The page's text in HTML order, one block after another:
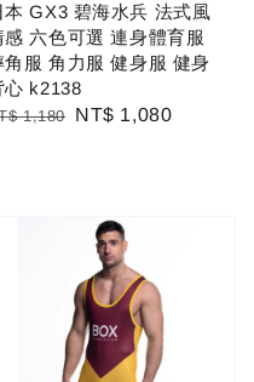
本 GX3 碧海水兵 法式風
感 六色可選 連身體育服
角服 角力服 健身服 健身
心 k2138
1,180
Sale
NT$ 1,080